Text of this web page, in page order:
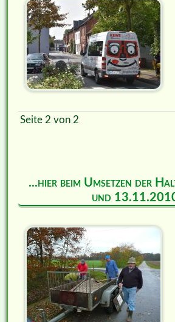
Seite 2 von 2
...hier beim Umsetzen der
und